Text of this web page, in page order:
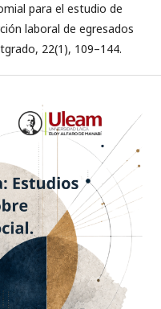
para el estudio de
laboral de egresados
22(1), 109–144.